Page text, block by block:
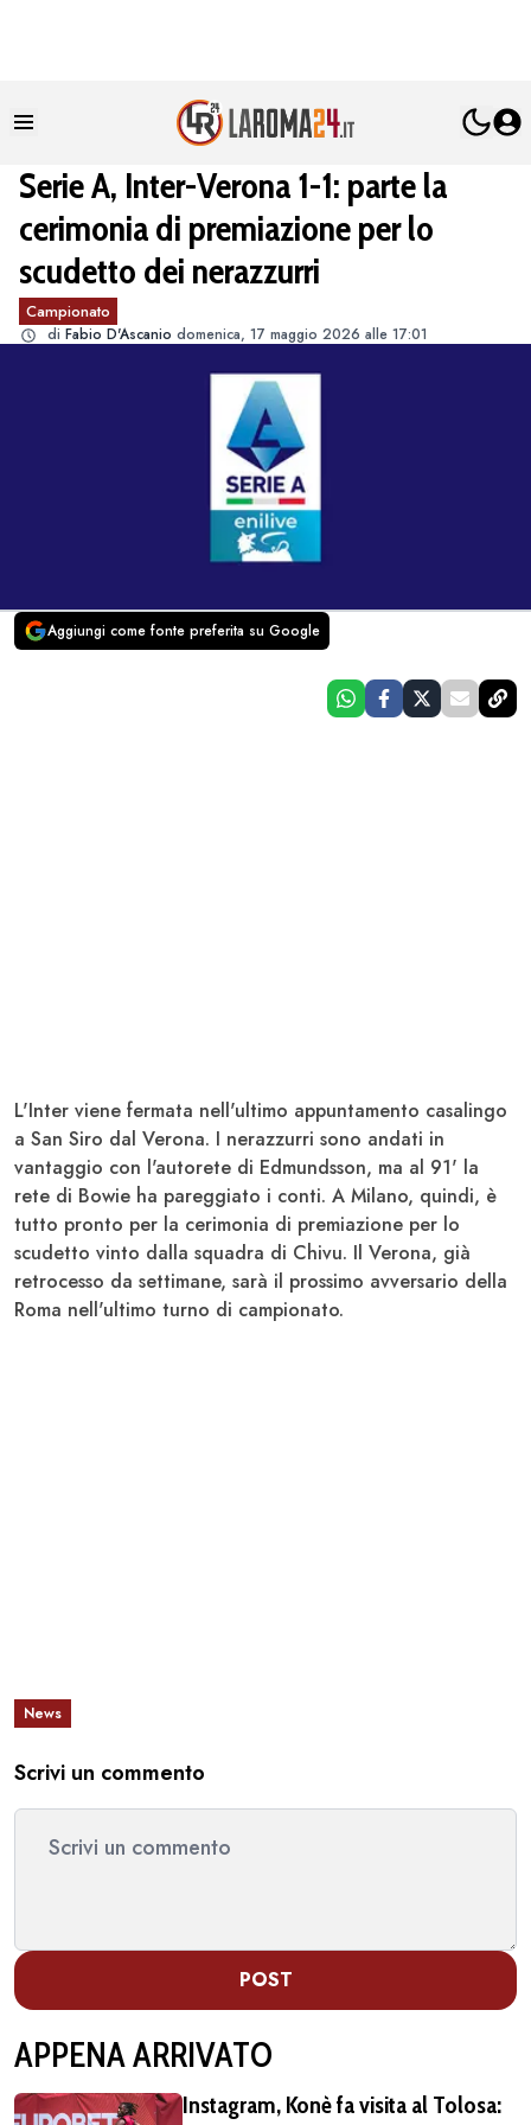
Serie A, Inter-Verona 1-1: parte la
cerimonia di premiazione per lo
scudetto dei nerazzurri
Campionato
di Fabio D'Ascanio domenica, 17 maggio 2026 alle 17:01
Aggiungi come fonte preferita su Google
L'Inter viene fermata nell'ultimo appuntamento casalingo
a San Siro dal Verona. I nerazzurri sono andati in
vantaggio con l'autorete di Edmundsson, ma al 91' la
rete di Bowie ha pareggiato i conti. A Milano, quindi, è
tutto pronto per la cerimonia di premiazione per lo
scudetto vinto dalla squadra di Chivu. Il Verona, già
retrocesso da settimane, sarà il prossimo avversario della
Roma nell'ultimo turno di campionato.
News
Scrivi un commento
POST
APPENA ARRIVATO
Instagram, Konè fa visita al Tolosa: